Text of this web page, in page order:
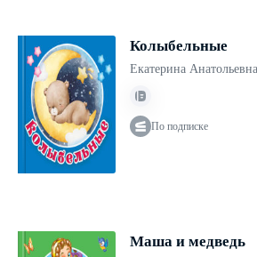
Колыбельные
Екатерина
По подписке
Маша и медведь